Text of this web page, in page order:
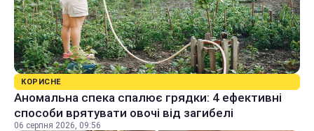
КОРИСНЕ
Аномальна спека спалює грядки: 4 ефективні
способи врятувати овочі від загибелі
06 серпня 2026, 09:56